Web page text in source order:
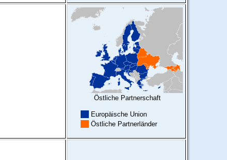
Östliche Partnerschaft
Europäische Union
Östliche Partnerländer